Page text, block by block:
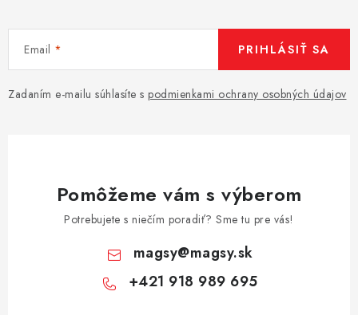
Email
Zadaním e-mailu súhlasíte s podmienkami ochrany osobných údajov
PRIHLÁSIŤ SA
Pomôžeme vám s výberom
Potrebujete s niečím poradiť? Sme tu pre vás!
magsy@magsy.sk
+421 918 989 695